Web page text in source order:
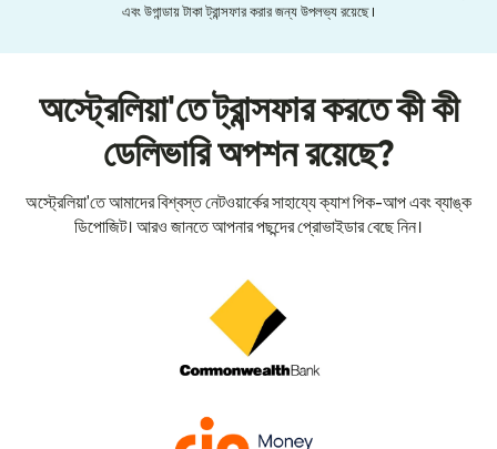
এবং উগান্ডায় টাকা ট্রান্সফার করার জন্য উপলভ্য রয়েছে।
অস্ট্রেলিয়া'তে ট্রান্সফার করতে কী কী
ডেলিভারি অপশন রয়েছে?
অস্ট্রেলিয়া'তে আমাদের বিশ্বস্ত নেটওয়ার্কের সাহায্যে ক্যাশ পিক-আপ এবং ব্যাঙ্ক
ডিপোজিট। আরও জানতে আপনার পছন্দের প্রোভাইডার বেছে নিন।